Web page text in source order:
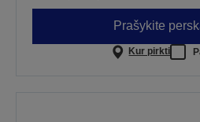
Prašykite
Kur pirkti